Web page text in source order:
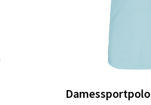
Damessportpolo